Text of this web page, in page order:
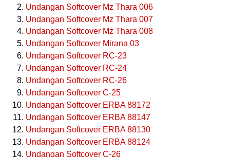
Undangan Softcover Mz Thara 006
Undangan Softcover Mz Thara 007
Undangan Softcover Mz Thara 008
Undangan Softcover Mirana 03
Undangan Softcover RC-23
Undangan Softcover RC-24
Undangan Softcover RC-26
Undangan Softcover C-25
Undangan Softcover ERBA 88172
Undangan Softcover ERBA 88147
Undangan Softcover ERBA 88130
Undangan Softcover ERBA 88124
Undangan Softcover C-26